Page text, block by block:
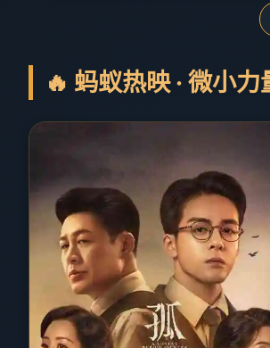
🔥 蚂蚁热映 · 微小力